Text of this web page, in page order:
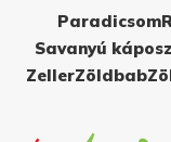
Paradicsom
Savanyú
ZellerZöldbab